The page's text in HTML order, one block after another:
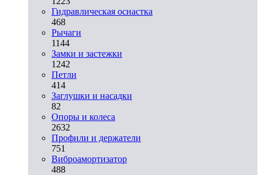
Гидравлическая оснастка
468
Рычаги
1144
Замки и застежки
1242
Петли
414
Заглушки и насадки
82
Опоры и колеса
2632
Профили и держатели
751
Виброамортизатор
488